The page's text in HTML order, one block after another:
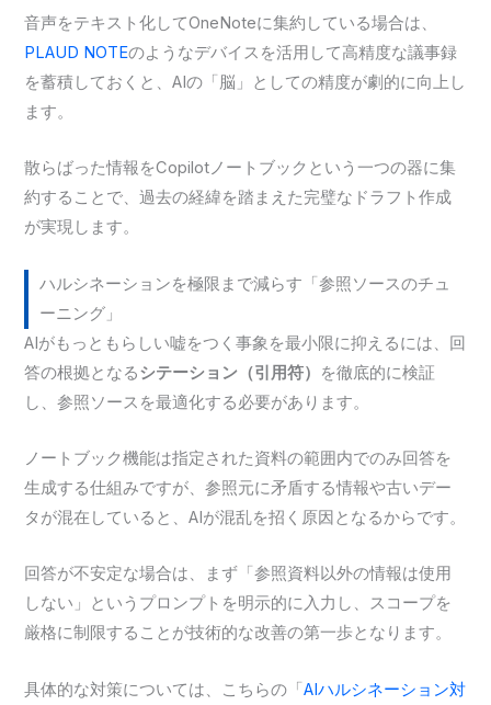
音声をテキスト化してOneNoteに集約している場合は、
PLAUD NOTEのようなデバイスを活用して高精度な議事録
を蓄積しておくと、AIの「脳」としての精度が劇的に向上し
ます。
散らばった情報をCopilotノートブックという一つの器に集
約することで、過去の経緯を踏まえた完璧なドラフト作成
が実現します。
ハルシネーションを極限まで減らす「参照ソースのチュ
ーニング」
AIがもっともらしい嘘をつく事象を最小限に抑えるには、回
答の根拠となるシテーション（引用符） を徹底的に検証
し、参照ソースを最適化する必要があります。
ノートブック機能は指定された資料の範囲内でのみ回答を
生成する仕組みですが、参照元に矛盾する情報や古いデー
タが混在していると、AIが混乱を招く原因となるからです。
回答が不安定な場合は、まず「参照資料以外の情報は使用
しない」というプロンプトを明示的に入力し、スコープを
厳格に制限することが技術的な改善の第一歩となります。
具体的な対策については、こちらの「AIハルシネーション対